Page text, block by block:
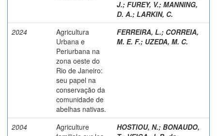
J.; FUREY, V.; MANNING,
D. A.; LARKIN, C.
2024
Agricultura
Urbana e
Periurbana na
zona oeste do
Rio de Janeiro:
seu papel na
conservação da
comunidade de
abelhas nativas.
FERREIRA, L.; CORREIA,
M. E. F.; UZEDA, M. C.
2004
Agriculture
HOSTIOU, N.; BONAUDO,